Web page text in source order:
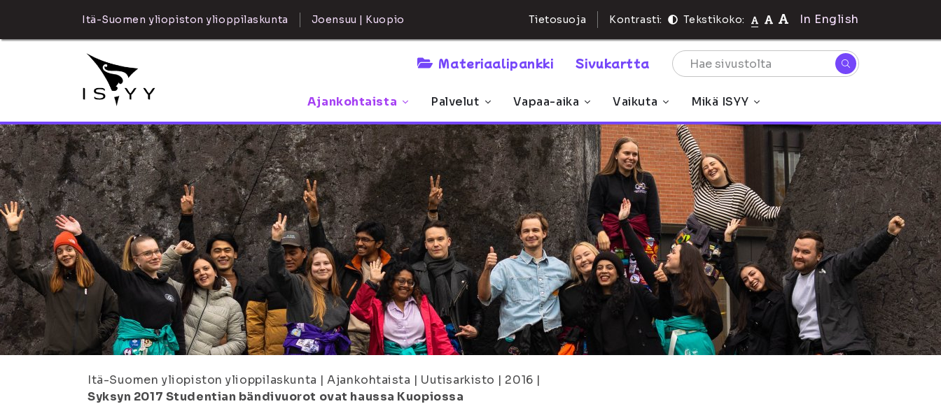
Itä-Suomen yliopiston ylioppilaskunta Joensuu | Kuopio Tietosuoja Kontrasti: Tekstikoko: In English
Materiaalipankki Sivukartta
Ajankohtaista Palvelut Vapaa-aika Vaikuta Mikä ISYY
Itä-Suomen yliopiston ylioppilaskunta | Ajankohtaista | Uutisarkisto | 2016 |
Syksyn 2017 Studentian bändivuorot ovat haussa Kuopiossa